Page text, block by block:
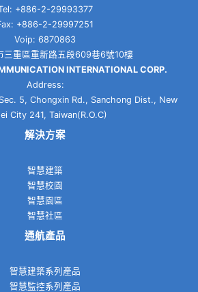
+886-2-29993377
+886-2-29997251
Voip: 6870863
三重區重新路五段609巷6號10樓
INTERNATIONAL CORP.
Address:
5, Chongxin Rd., Sanchong Dist., New
City 241, Taiwan(R.O.C)
解決方案
智慧建築
智慧校園
智慧園區
智慧社區
通航產品
智慧建築系列產品
智慧監控系列產品